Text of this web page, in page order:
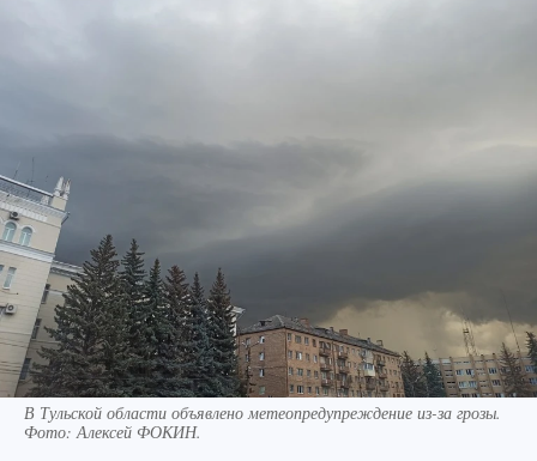
В Тульской области объявлено метеопредупреждение из-за грозы.
Фото:Алексей ФОКИН.